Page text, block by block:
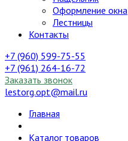
Оформление окна
Лестницы
Контакты
+7 (960) 599-75-55
+7 (961) 264-16-72
Заказать звонок
lestorg.opt@mail.ru
Главная
Каталог товаров